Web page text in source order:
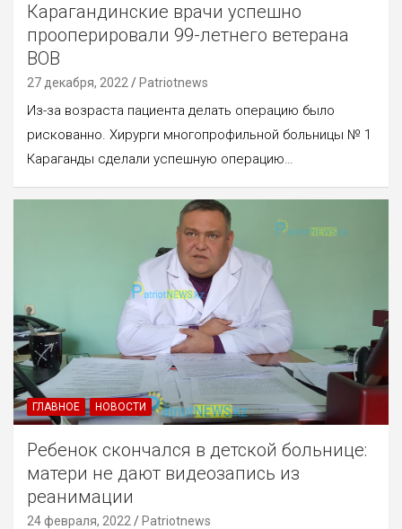
Карагандинские врачи успешно
прооперировали 99-летнего ветерана
ВОВ
27 декабря, 2022 Patriotnews
Из-за возраста пациента делать операцию было
рискованно. Хирурги многопрофильной больницы № 1
Караганды сделали успешную операцию…
ГЛАВНОЕ НОВОСТИ
Ребенок скончался в детской больнице:
матери не дают видеозапись из
реанимации
24 февраля, 2022 Patriotnews